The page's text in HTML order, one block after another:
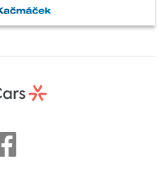
free, fotele regulowane,
lusterka, el. składane
przyciemniane szyby, felgi